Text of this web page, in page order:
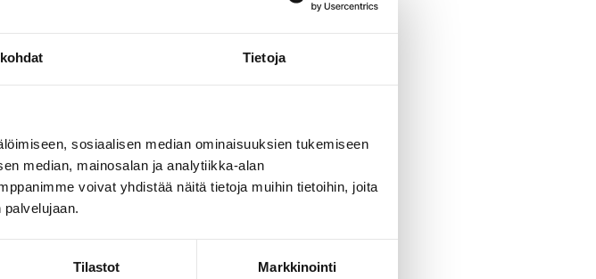
Tietoja
sosiaalisen median ominaisuuksien tukemiseen
median, mainosalan ja analytiikka-alan
voivat yhdistää näitä tietoja muihin tietoihin, joita
Tilastot Markkinointi
aikuisten maajoukkueurheilijoille.